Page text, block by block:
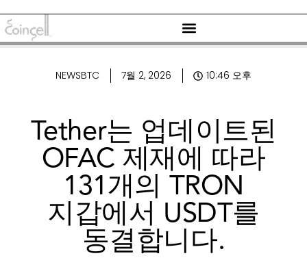
NEWSBTC 7월 2, 2026 10:46 오후
Tether는 업데이트된
OFAC 제재에 따라
131개의 TRON
지갑에서 USDT를
동결합니다.